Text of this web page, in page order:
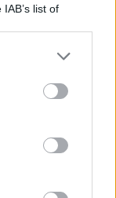
list of
to third parties
more Google
including but
may click to
party tags to